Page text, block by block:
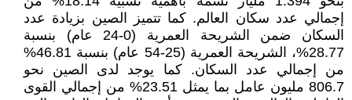
إجمالي عدد سكان العالم. كما تتميز الصين بزيادة عدد
السكان ضمن الشريحة العمرية (0-24 عام) بنسبة
28.77%، الشريحة العمرية (25-54 عام) بنسبة 46.81%
من إجمالي عدد السكان. كما يوجد لدى الصين نحو
806.7 مليون عامل بما يمثل 23.51% من إجمالي القوى